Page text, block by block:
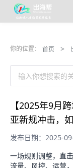
你的位置： 首页 >
输入你想搜索的
【2025年9月
亚新规冲击，
发布日期：2025-
一场规则调整，直
流量、风控、运营